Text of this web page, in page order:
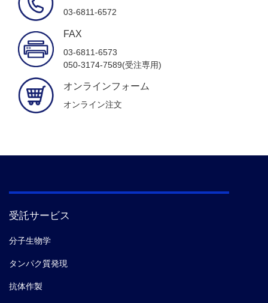
03-6811-6572
FAX
03-6811-6573
050-3174-7589(受注専用)
オンラインフォーム
オンライン注文
受託サービス
分子生物学
タンパク質発現
抗体作製